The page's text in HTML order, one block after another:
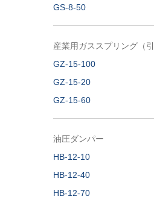
GS-8-50
産業用ガススプリング（引
GZ-15-100
GZ-15-20
GZ-15-60
油圧ダンパー
HB-12-10
HB-12-40
HB-12-70